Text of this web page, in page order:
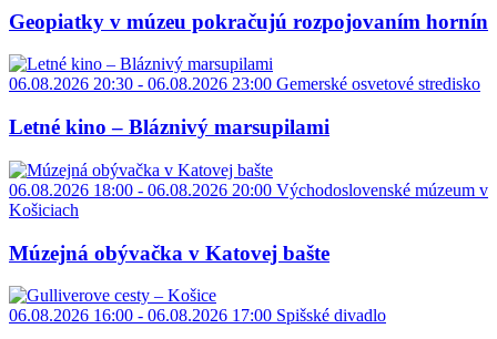
Geopiatky v múzeu pokračujú rozpojovaním hornín
06.08.2026 20:30 - 06.08.2026 23:00 Gemerské osvetové stredisko
Letné kino – Bláznivý marsupilami
06.08.2026 18:00 - 06.08.2026 20:00 Východoslovenské múzeum v
Košiciach
Múzejná obývačka v Katovej bašte
06.08.2026 16:00 - 06.08.2026 17:00 Spišské divadlo